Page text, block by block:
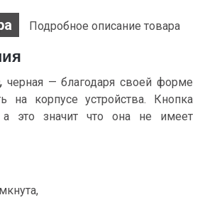
Подробное описание товара
черная — благодаря своей форме
на корпусе устройства. Кнопка
а это значит что она не имеет